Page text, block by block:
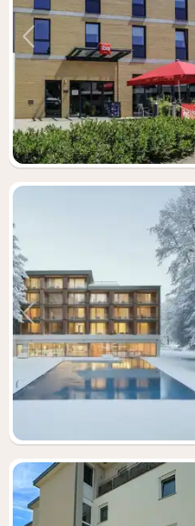
Vorige foto
Vorige foto